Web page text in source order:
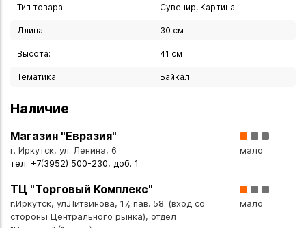
Тип товара: Сувенир, Картина
Длина: 30 см
Высота: 41 см
Тематика: Байкал
Наличие
Магазин "Евразия"
г. Иркутск, ул. Ленина, 6
тел: +7(3952) 500-230, доб. 1
мало
ТЦ "Торговый Комплекс"
г.Иркутск, ул.Литвинова, 17, пав. 58. (вход со
стороны Центрального рынка), отдел
мало